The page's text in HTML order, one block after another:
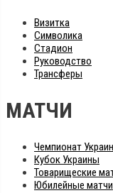
Визитка
Символика
Стадион
Руководство
Трансферы
МАТЧИ
Чемпионат
Кубок Украины
Товарищеские
Юбилейные матчи